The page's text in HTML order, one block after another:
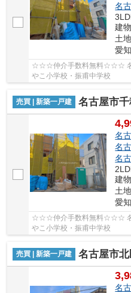
名
建
土
愛
☆☆☆仲介手数料無料☆☆☆ 名
やこ小学校・振甫中学校
売買 | 新築一戸建 名古屋市千種区松軒２丁
名
名
名
建
土
愛
☆☆☆仲介手数料無料☆☆☆ 名
やこ小学校・振甫中学校
売買 | 新築一戸建 名古屋市北区安井１丁
名